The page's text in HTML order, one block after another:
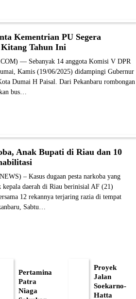
Kementrian PU Segera
Tahun Ini
— Sebanyak 14 anggota Komisi V DPR
Kamis (19/06/2025) didampingi Gubernur
Dumai H Paisal. Dari Pekanbaru rombongan
bus…
Anak Bupati di Riau dan 10
– Kasus dugaan pesta narkoba yang
kepala daerah di Riau berinisial AF (21)
12 rekannya terjaring razia di tempat
Sabtu…
Pertamina
Patra
Niaga
Proyek
Jalan
Soekarno-
Hatta